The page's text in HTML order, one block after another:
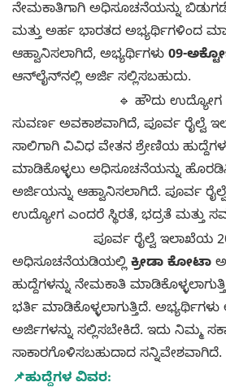
ನೇಮಕಾತಿಗಾಗಿ ಅಧಿಸೂಚನೆಯನ್ನು
ಮತ್ತು ಅರ್ಹ ಭಾರತದ ಅಭ್ಯರ್ಥಿಗಳಿಂದ
ಆಹ್ವಾನಿಸಲಾಗಿದೆ, ಅಭ್ಯರ್ಥಿಗಳು 09-
ಆನ್‌ಲೈನ್‌ನಲ್ಲಿ ಅರ್ಜಿ ಸಲ್ಲಿಸಬಹುದು.
🔹 ಹೌದು ಉದ್ಯೋಗ
ಸುವರ್ಣ ಅವಕಾಶವಾಗಿದೆ, ಪೂರ್ವ ರೈಲ್ವೆ
ಸಾಲಿಗಾಗಿ ವಿವಿಧ ವೇತನ ಶ್ರೇಣಿಯ
ಮಾಡಿಕೊಳ್ಳಲು ಅಧಿಸೂಚನೆಯನ್ನು
ಅರ್ಜಿಯನ್ನು ಆಹ್ವಾನಿಸಲಾಗಿದೆ. ಪೂರ್ವ
ಉದ್ಯೋಗ ಎಂದರೆ ಸ್ಥಿರತೆ, ಭದ್ರತೆ ಮತ್ತು
ಪೂರ್ವ ರೈಲ್ವೆ ಇಲಾಖೆಯ
ಅಧಿಸೂಚನೆಯಡಿಯಲ್ಲಿಕ್ರೀಡಾ ಕೋಟಾ
ಹುದ್ದೆಗಳನ್ನು ನೇಮಕಾತಿ
ಭರ್ತಿ ಮಾಡಿಕೊಳ್ಳಲಾಗುತ್ತಿದೆ.
ಅರ್ಜಿಗಳನ್ನು ಸಲ್ಲಿಸಬೇಕಿದೆ. ಇದು ನಿಮ್ಮ
ಸಾಕಾರಗೊಳಿಸಬಹುದಾದ ಸನ್ನಿವೇಶವಾಗಿದೆ.
📌ಹುದ್ದೆಗಳ ವಿವರ: